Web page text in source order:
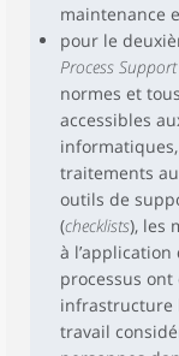
maintenance
pour le
Process Support
normes et
accessibles
traitements
outils de
(checklists), les
à
processus ont
infrastructure
travail